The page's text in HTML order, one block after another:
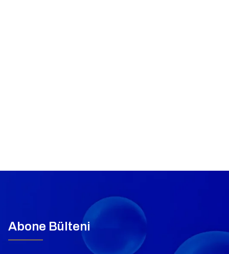
Abone Bülteni